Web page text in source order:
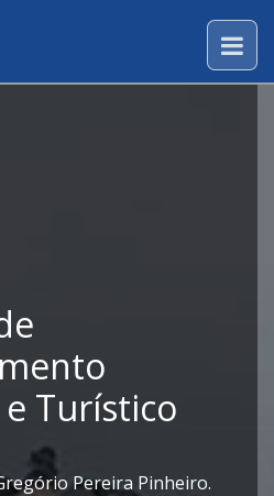
Turístico
Pereira Pinheiro.